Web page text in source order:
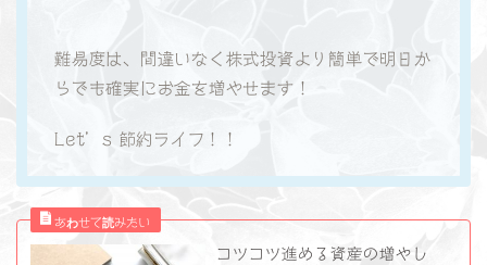
難易度は、間違いなく株式投資より簡単で明日か
らでも確実にお金を増やせます！
Let’s 節約ライフ！！
コツコツ進める資産の増やし